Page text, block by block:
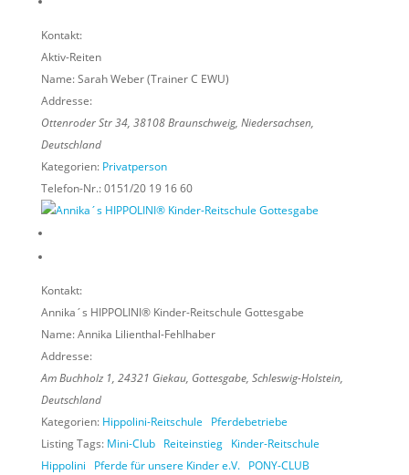
Kontakt:
Aktiv-Reiten
Name:Sarah Weber (Trainer C EWU)
Addresse:
Ottenroder Str 34, 38108Braunschweig, Niedersachsen,
Deutschland
Kategorien: Privatperson
Telefon-Nr.:0151/20 19 16 60
Kontakt:
Annika´s HIPPOLINI® Kinder-Reitschule Gottesgabe
Name:Annika Lilienthal-Fehlhaber
Addresse:
Am Buchholz 1, 24321 Giekau, Gottesgabe, Schleswig-Holstein,
Deutschland
Kategorien: Hippolini-Reitschule
Pferdebetriebe
Listing Tags: Mini-Club Reiteinstieg Kinder-Reitschule
Hippolini
Pferde für unsere Kinder e.V. PONY-CLUB